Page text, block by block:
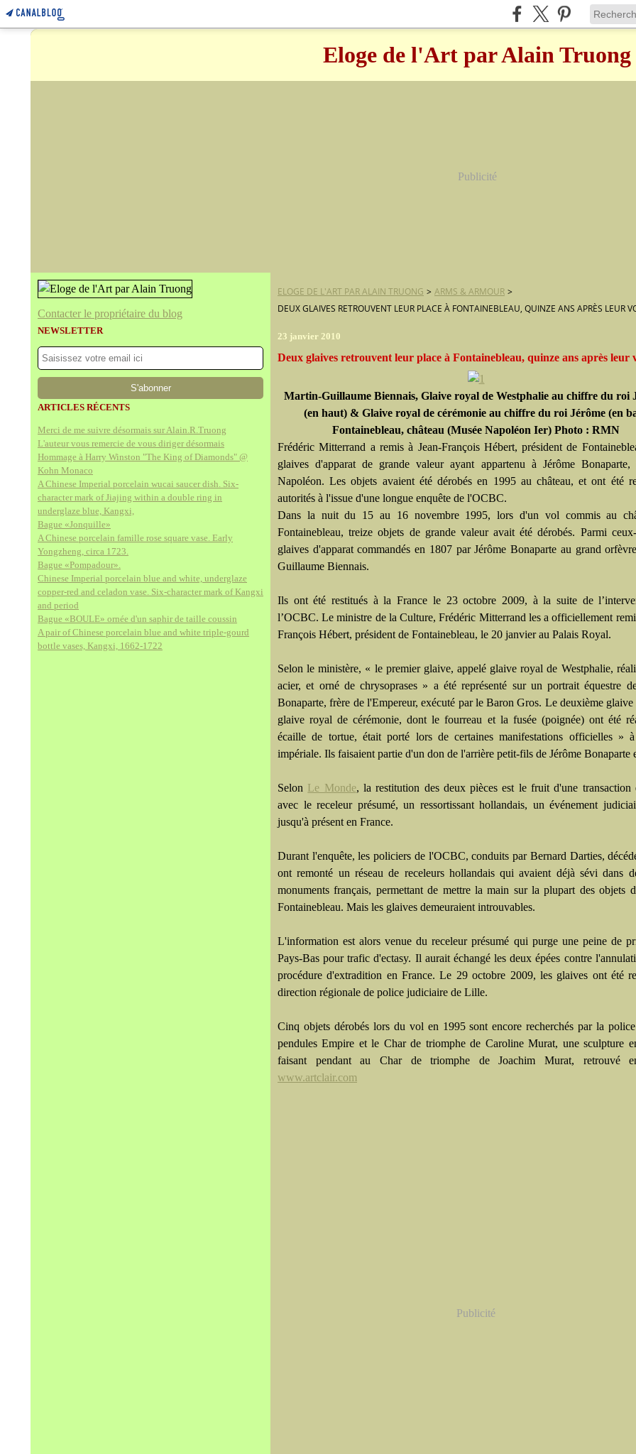
Eloge de l'Art par Alain Truong
Publicité
Contacter le propriétaire du blog
NEWSLETTER
ARTICLES RÉCENTS
Merci de me suivre désormais sur Alain.R.Truong
L'auteur vous remercie de vous diriger désormais
Hommage à Harry Winston "The King of Diamonds" @
Kohn Monaco
A Chinese Imperial porcelain wucai saucer dish. Six-
character mark of Jiajing within a double ring in
underglaze blue, Kangxi,
Bague «Jonquille»
A Chinese porcelain famille rose square vase. Early
Yongzheng, circa 1723.
Bague «Pompadour».
Chinese Imperial porcelain blue and white, underglaze
copper-red and celadon vase. Six-character mark of Kangxi
and period
Bague «BOULE» ornée d'un saphir de taille coussin
A pair of Chinese porcelain blue and white triple-gourd
bottle vases, Kangxi, 1662-1722
ELOGE DE L'ART PAR ALAIN TRUONG > ARMS & ARMOUR >
DEUX GLAIVES RETROUVENT LEUR PLACE À FONTAINEBLEAU, QUINZE ANS APRÈS LEUR
23 janvier 2010
Deux glaives retrouvent leur place à Fontainebleau, quinze ans après leur
Martin-Guillaume Biennais, Glaive royal de Westphalie au chiffre du roi
(en haut) & Glaive royal de cérémonie au chiffre du roi Jérôme (en
Fontainebleau, château (Musée Napoléon Ier) Photo : RMN
Frédéric Mitterrand a remis à Jean-François Hébert, président de
glaives d'apparat de grande valeur ayant appartenu à Jérôme
Napoléon. Les objets avaient été dérobés en 1995 au château, et ont été
autorités à l'issue d'une longue enquête de l'OCBC.
Dans la nuit du 15 au 16 novembre 1995, lors d'un vol commis au
Fontainebleau, treize objets de grande valeur avait été dérobés. Parmi
glaives d'apparat commandés en 1807 par Jérôme Bonaparte au grand
Guillaume Biennais.
Ils ont été restitués à la France le 23 octobre 2009, à la suite de
l’OCBC. Le ministre de la Culture, Frédéric Mitterrand les a officiellement
François Hébert, président de Fontainebleau, le 20 janvier au Palais Royal.
Selon le ministère, « le premier glaive, appelé glaive royal de Westphalie,
acier, et orné de chrysoprases » a été représenté sur un portrait équestre
Bonaparte, frère de l'Empereur, exécuté par le Baron Gros. Le deuxième glaive
glaive royal de cérémonie, dont le fourreau et la fusée (poignée) ont été
écaille de tortue, était porté lors de certaines manifestations officielles »
impériale. Ils faisaient partie d'un don de l'arrière petit-fils de Jérôme Bonaparte
Selon Le Monde, la restitution des deux pièces est le fruit d'une transaction
avec le receleur présumé, un ressortissant hollandais, un événement
jusqu'à présent en France.
Durant l'enquête, les policiers de l'OCBC, conduits par Bernard Darties,
ont remonté un réseau de receleurs hollandais qui avaient déjà sévi dans
monuments français, permettant de mettre la main sur la plupart des objets
Fontainebleau. Mais les glaives demeuraient introuvables.
L'information est alors venue du receleur présumé qui purge une peine de
Pays-Bas pour trafic d'ectasy. Il aurait échangé les deux épées contre
procédure d'extradition en France. Le 29 octobre 2009, les glaives ont été
direction régionale de police judiciaire de Lille.
Cinq objets dérobés lors du vol en 1995 sont encore recherchés par la
pendules Empire et le Char de triomphe de Caroline Murat, une sculpture
faisant pendant au Char de triomphe de Joachim Murat, retrouvé
www.artclair.com
Publicité